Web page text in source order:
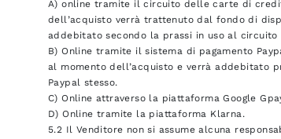
A) online tramite il circuito delle carte di
dell’acquisto verrà trattenuto dal fondo di
addebitato secondo la prassi in uso al
B) Online tramite il sistema di pagamento
al momento dell’acquisto e verrà addebitato
Paypal stesso.
C) Online attraverso la piattaforma Google
D) Online tramite la piattaforma Klarna.
5.2 Il Venditore non si assume alcuna